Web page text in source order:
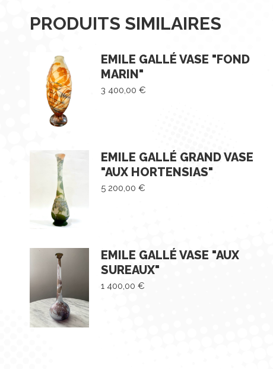
PRODUITS SIMILAIRES
EMILE GALLÉ VASE "FOND
MARIN"
3 400,00 €
EMILE GALLÉ GRAND VASE
"AUX HORTENSIAS"
5 200,00 €
EMILE GALLÉ VASE "AUX
SUREAUX"
1 400,00 €